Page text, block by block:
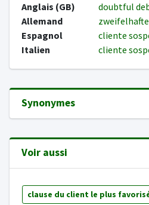
Anglais (GB)
doubtful
Allemand
Espagnol
cliente
Italien
cliente
Synonymes
Voir aussi
clause du client le plus